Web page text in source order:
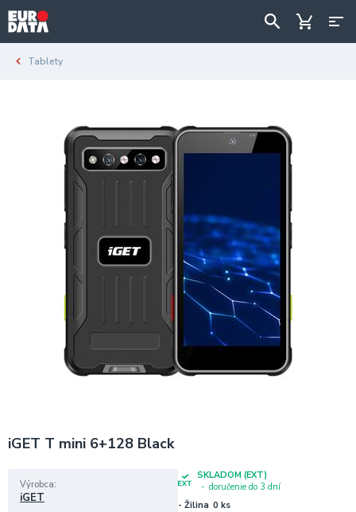
Tablety
iGET T mini 6+128 Black
Výrobca
iGET
SKLADOM (EXT)
doručenie do 3 dní
- Žilina 0 ks